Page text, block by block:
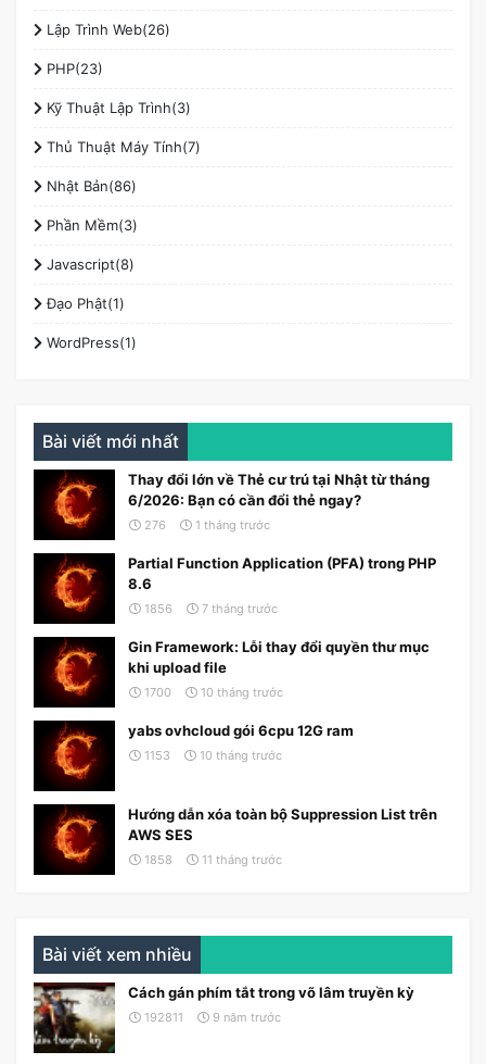
Lập Trình Web(26)
PHP(23)
Kỹ Thuật Lập Trình(3)
Thủ Thuật Máy Tính(7)
Nhật Bản(86)
Phần Mềm(3)
Javascript(8)
Đạo Phật(1)
WordPress(1)
Bài viết mới nhất
Thay đổi lớn về Thẻ cư trú tại Nhật từ tháng
6/2026: Bạn có cần đổi thẻ ngay?
276 1 tháng trước
Partial Function Application (PFA) trong PHP
8.6
1856 7 tháng trước
Gin Framework: Lỗi thay đổi quyền thư mục
khi upload file
1700 10 tháng trước
yabs ovhcloud gói 6cpu 12G ram
1153 10 tháng trước
Hướng dẫn xóa toàn bộ Suppression List trên
AWS SES
1858 11 tháng trước
Bài viết xem nhiều
Cách gán phím tắt trong võ lâm truyền kỳ
192811 9 năm trước